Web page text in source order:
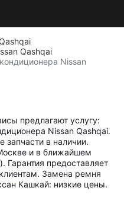
Qashqai
Nissan
предлагают услугу:
Nissan Qashqai.
запчасти в наличии.
и в ближайшем
предоставляет
Замена ремня
Кашкай: низкие цены.